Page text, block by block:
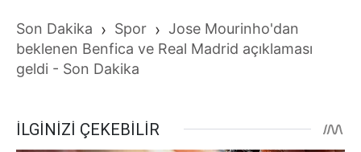
Son Dakika › Spor › Jose Mourinho'dan
beklenen Benfica ve Real Madrid açıklaması
geldi - Son Dakika